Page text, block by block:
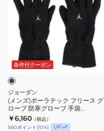
ブ
JD7012-
204
ズ)
ッ
ク
フ
リ
ー
ス
条件付クーポン
ジョーダン
(メンズ)ポーラテック フリース グ
ローブ 防寒グローブ 手袋
JD7012-010
￥6,160 （税込）
560ポイント (10%) UP
ラ
ウ